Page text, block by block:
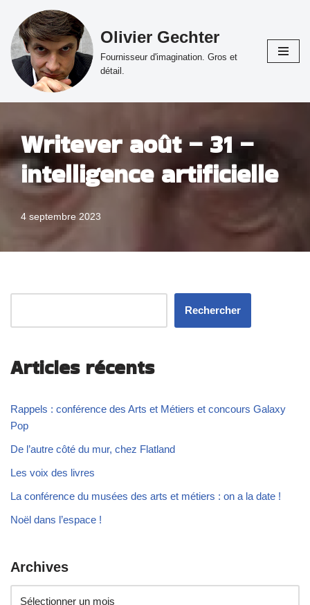
Aller
au
contenu
Olivier Gechter
Fournisseur d'imagination. Gros et
détail.
Writever août – 31 –
intelligence artificielle
4 septembre 2023
Rechercher
Articles récents
Rappels : conférence des Arts et Métiers et concours Galaxy
Pop
De l’autre côté du mur, chez Flatland
Les voix des livres
La conférence du musées des arts et métiers : on a la date !
Noël dans l’espace !
Archives